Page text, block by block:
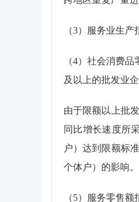
（3）服务业生产
（4）社会消费品
及以上的批发业
由于限额以上批
同比增长速度所
户）达到限额标
个体户）的影响。
（5）服务零售额